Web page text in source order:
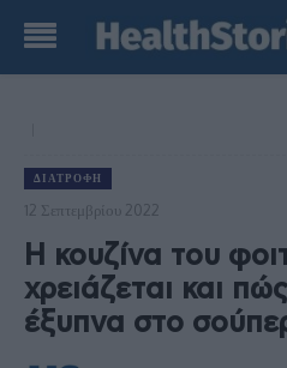
ΔΙΑΤΡΟΦΉ
12 Σεπτεμβρίου 2022
Η κουζίνα του
χρειάζεται και
έξυπνα στο